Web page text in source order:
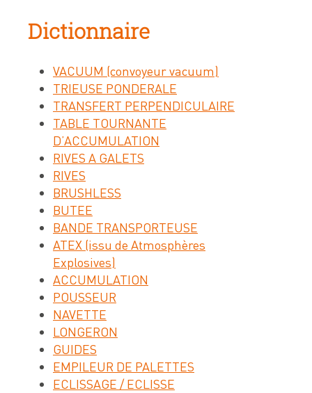
Dictionnaire
VACUUM (convoyeur vacuum)
TRIEUSE PONDERALE
TRANSFERT PERPENDICULAIRE
TABLE TOURNANTE
D’ACCUMULATION
RIVES A GALETS
RIVES
BRUSHLESS
BUTEE
BANDE TRANSPORTEUSE
ATEX (issu de Atmosphères
Explosives)
ACCUMULATION
POUSSEUR
NAVETTE
LONGERON
GUIDES
EMPILEUR DE PALETTES
ECLISSAGE / ECLISSE